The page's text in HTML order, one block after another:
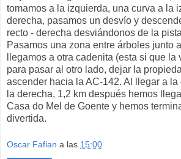
tomamos a la izquierda, una curva a la
derecha, pasamos un desvío y
recto - derecha desviándonos de la
Pasamos una zona entre árboles junto
llegamos a otra cadenita (esta si que
para pasar al otro lado, dejar la
ascender hacia la AC-142. Al llegar a la
la derecha, 1,2 km después hemos
Casa do Mel de Goente y hemos
divertida.
Oscar Fafian a las 15:00